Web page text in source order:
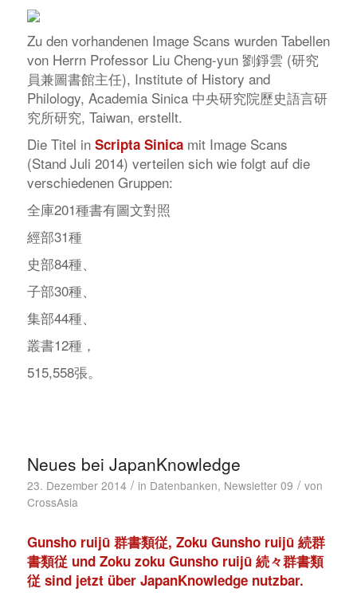
Zu den vorhandenen Image Scans wurden Tabellen
von Herrn Professor Liu Cheng-yun 劉錚雲 (研究
員兼圖書館主任), Institute of History and
Philology, Academia Sinica 中央研究院歷史語言研
究所研究, Taiwan, erstellt.
Die Titel in Scripta Sinicamit Image Scans
(Stand Juli 2014) verteilen sich wie folgt auf die
verschiedenen Gruppen:
全庫201種書有圖文對照
經部31種
史部84種、
子部30種、
集部44種、
叢書12種，
515,558張。
Neues bei JapanKnowledge
23. Dezember 2014 / in Datenbanken, Newsletter 09 / von
CrossAsia
Gunsho ruijū群書類従, Zoku Gunsho ruijū続群
書類従 und Zoku zoku Gunsho ruijū続々群書類
従 sind jetzt über JapanKnowledge nutzbar.